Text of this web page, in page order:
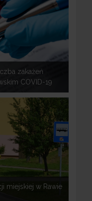
zakażeń
COVID-19
miejskiej w Rawie